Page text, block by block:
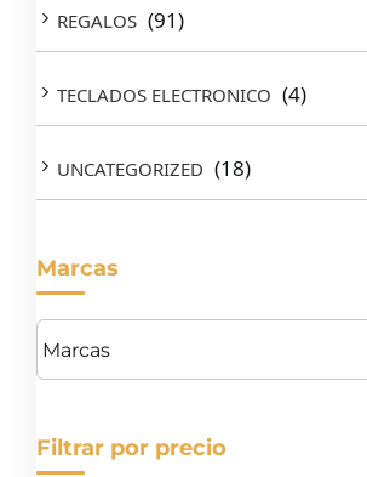
REGALOS (91)
TECLADOS ELECTRONICO (4)
UNCATEGORIZED (18)
Marcas
Filtrar por precio